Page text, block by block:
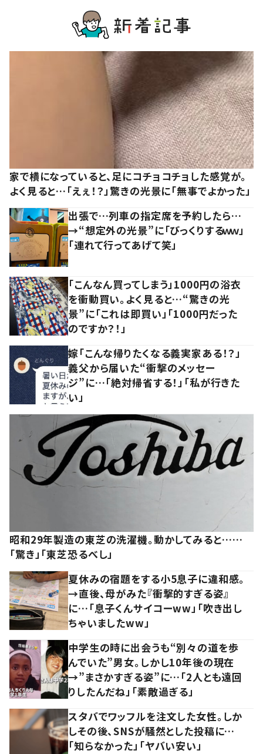
家で横になっていると、足にコチョコチョした感覚が。
よく見ると…「えぇ！？」驚きの光景に「無事でよかった」
出張で…列車の指定席を予約したら…
→“想定外の光景”に「びっくりするｗｗ」
「連れて行ってあげて笑」
「こんなん買ってしまう」1000円の浴衣
を衝動買い。よく見ると…“驚きの光
景”に「これは即買い」「1000円だった
のですか？！」
嫁「こんな帰りたくなる義実家ある！？」
義父から届いた“衝撃のメッセー
ジ”に…「絶対帰省する！」「私が行きた
い」
昭和29年製造の東芝の洗濯機。動かしてみると……
「驚き」「東芝恐るべし」
夏休みの宿題をする小5息子に違和感。
→直後、母がみた『衝撃的すぎる姿』
に…「息子くんサイコーww」「吹き出し
ちゃいましたww」
中学生の時に出会うも“別々の道を歩
んでいた”男女。しかし10年後の現在
→”まさかすぎる姿”に…「2人とも遠回
りしたんだね」「素敵過ぎる」
スタバでワッフルを注文した女性。しか
しその後、SNSが騒然とした投稿に…
「知らなかった」「ヤバい安い」